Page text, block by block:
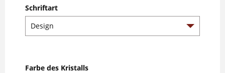
Schriftart
Farbe des Kristalls